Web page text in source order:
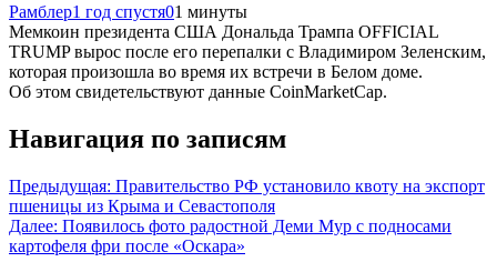
Рамблер1 год спустя01 минуты
Мемкоин президента США Дональда Трампа OFFICIAL
TRUMP вырос после его перепалки с Владимиром Зеленским,
которая произошла во время их встречи в Белом доме.
Об этом свидетельствуют данные CoinMarketCap.
Навигация по записям
Предыдущая: Правительство РФ установило квоту на экспорт
пшеницы из Крыма и Севастополя
Далее: Появилось фото радостной Деми Мур с подносами
картофеля фри после «Оскара»